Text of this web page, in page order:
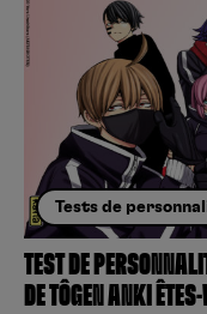
Tests de
TEST DE
DE TÔGEN ANKI